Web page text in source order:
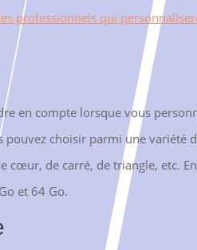
professionnels qui
en compte lorsque vous
pouvez choisir parmi une variété
cœur, de carré, de triangle, etc.
et 64 Go.